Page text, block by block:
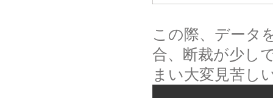
この際、データ
合、断裁が少し
まい大変見苦し